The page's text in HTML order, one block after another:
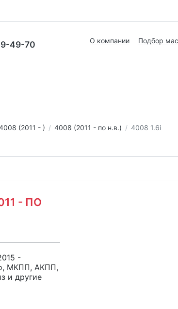
49-70 О компании Подбор
(2011 - ) 4008 (2011 - по н.в.) 4008 1.6i
- ПО
-
МКПП, АКПП,
и другие